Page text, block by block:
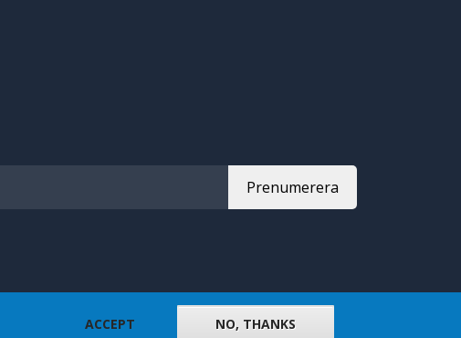
Prenumerera
ACCEPT NO, THANKS